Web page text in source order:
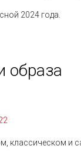
2024 года.
образа
классическом и